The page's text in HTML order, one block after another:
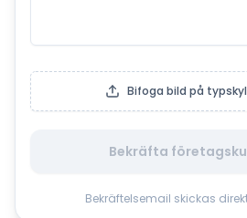
Bifoga bild på
Bekräfta
Bekräftelsemail skickas